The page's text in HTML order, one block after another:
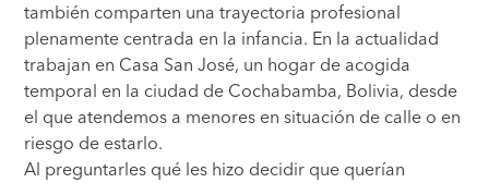
también comparten una trayectoria profesional
plenamente centrada en la infancia. En la actualidad
trabajan en Casa San José, un hogar de acogida
temporal en la ciudad de Cochabamba, Bolivia, desde
el que atendemos a menores en situación de calle o en
riesgo de estarlo.
Al preguntarles qué les hizo decidir que querían